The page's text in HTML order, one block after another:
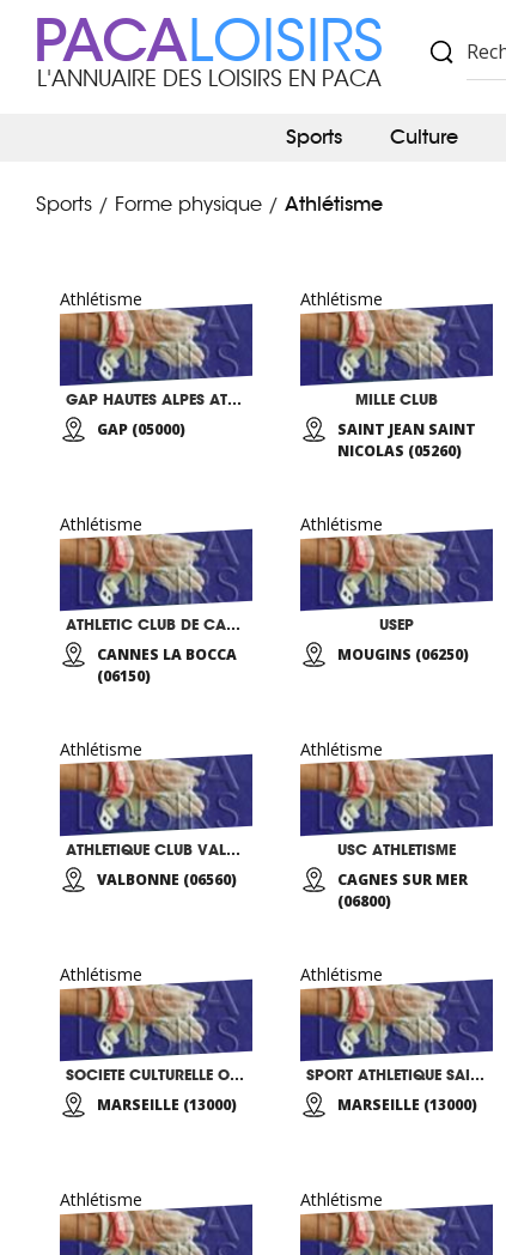
PACALOISIRS
L'ANNUAIRE DES LOISIRS EN PACA
Sports Culture
Sports / Forme physique / Athlétisme
Athlétisme
GAP HAUTES ALPES ATHLETISME
GAP (05000)
Athlétisme
MILLE CLUB
SAINT JEAN SAINT
NICOLAS (05260)
Athlétisme
ATHLETIC CLUB DE CANNES
CANNES LA BOCCA
(06150)
Athlétisme
USEP
MOUGINS (06250)
Athlétisme
ATHLETIQUE CLUB VALBONNE
VALBONNE (06560)
Athlétisme
USC ATHLETISME
CAGNES SUR MER
(06800)
Athlétisme
SOCIETE CULTURELLE OMNISPORTS SAINTE MARGUERITE
MARSEILLE (13000)
Athlétisme
SPORT ATHLETIQUE SAINT ANTOINE
MARSEILLE (13000)
Athlétisme Athlétisme